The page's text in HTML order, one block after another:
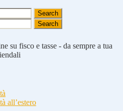
su fisco e tasse - da sempre a tua
all’estero